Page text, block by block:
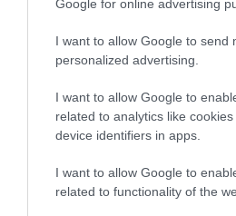
Google for online advertising
I want to allow Google to send
personalized advertising.
I want to allow Google to
related to analytics like
device identifiers in apps.
I want to allow Google to
related to functionality of the